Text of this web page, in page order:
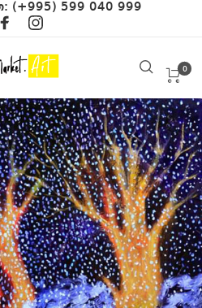
(+995) 599 040 999
0